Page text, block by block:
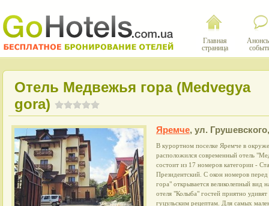
Главная
страница
Отель Медвежья гора (Medvegya
gora)
Яремче, ул.
В курортном поселке Яремче в
расположился современный отель
состоит из 17 номеров категории -
Президентский. С окон номеров
гора" открывается великолепный вид
отеля "Колыба" гостей приятно
гуцульским рецептам. Для самых